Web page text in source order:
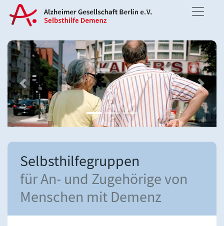
Previous Next
Selbsthilfegruppen
für An- und Zugehörige von
Menschen mit Demenz